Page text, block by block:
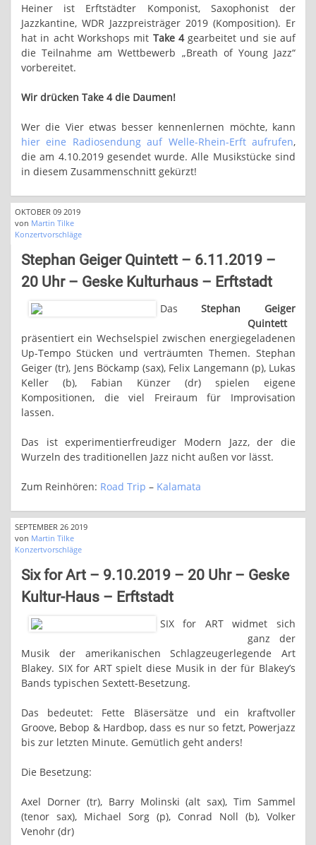
Heiner ist Erftstädter Komponist, Saxophonist der
Jazzkantine, WDR Jazzpreisträger 2019 (Komposition). Er
hat in acht Workshops mit Take 4gearbeitet und sie auf
die Teilnahme am Wettbewerb „Breath of Young Jazz“
vorbereitet.
Wir drücken Take 4 die Daumen!
Wer die Vier etwas besser kennenlernen möchte, kann
hier eine Radiosendung auf Welle-Rhein-Erft aufrufen,
die am 4.10.2019 gesendet wurde. Alle Musikstücke sind
in diesem Zusammenschnitt gekürzt!
OKTOBER 09 2019
von Martin Tilke
Konzertvorschläge
Stephan Geiger Quintett – 6.11.2019 –
20 Uhr – Geske Kulturhaus – Erftstadt
DasStephan Geiger
Quintett
präsentiert ein Wechselspiel zwischen energiegeladenen
Up-Tempo Stücken und verträumten Themen. Stephan
Geiger (tr), Jens Böckamp (sax), Felix Langemann (p), Lukas
Keller (b), Fabian Künzer (dr) spielen eigene
Kompositionen, die viel Freiraum für Improvisation
lassen.
Das ist experimentierfreudiger Modern Jazz, der die
Wurzeln des traditionellen Jazz nicht außen vor lässt.
Zum Reinhören: Road Trip – Kalamata
SEPTEMBER 26 2019
von Martin Tilke
Konzertvorschläge
Six for Art – 9.10.2019 – 20 Uhr – Geske
Kultur-Haus – Erftstadt
SIX for ART widmet sich
ganz der
Musik der amerikanischen Schlagzeugerlegende Art
Blakey. SIX for ART spielt diese Musik in der für Blakey’s
Bands typischen Sextett-Besetzung.
Das bedeutet: Fette Bläsersätze und ein kraftvoller
Groove, Bebop & Hardbop, dass es nur so fetzt, Powerjazz
bis zur letzten Minute. Gemütlich geht anders!
Die Besetzung:
Axel Dorner (tr), Barry Molinski (alt sax), Tim Sammel
(tenor sax), Michael Sorg (p), Conrad Noll (b), Volker
Venohr (dr)